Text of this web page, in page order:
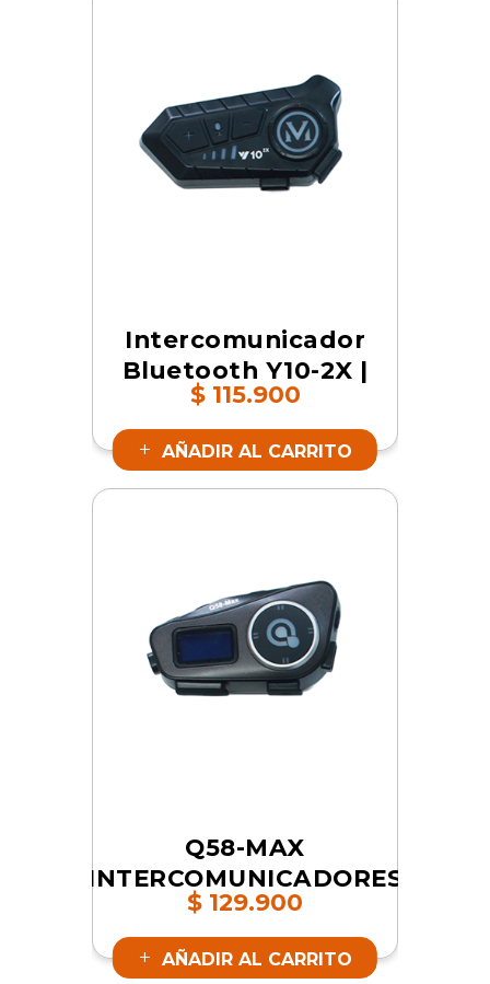
Intercomunicador
Bluetooth Y10-2X |
SKU 16843
$115.900
AÑADIR AL CARRITO
Q58-MAX
INTERCOMUNICADORES
| SKU 16844
$ 129.900
AÑADIR AL CARRITO